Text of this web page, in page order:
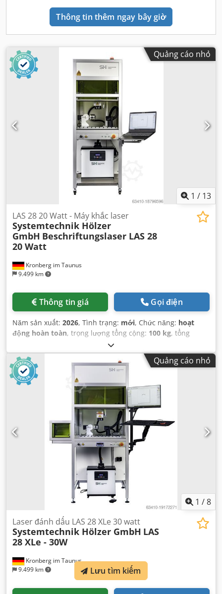
Thông tin thêm ngay bây giờ
Quảng cáo nhỏ
1 / 13
Kronberg im Taunus
9.499 km
LAS 28 20 Watt - Máy khắc laser
Systemtechnik Hölzer
GmbH Beschriftungslaser LAS 28
20 Watt
Thông tin giá Gọi điện
Năm sản xuất: 2026, Tình trạng: mới, Chức năng: hoạt
động hoàn toàn, trọng lượng tổng cộng: 100 kg, tổng
, tổng chiều rộng:
cao:1.660 mm, điện áp đầu vào:230 V, tần số đầu vào:50
Hz, công suất laser:20 W, bước sóng laser:1.064 nm, loại
làm mát:
, loại laser: laser sợi quang
Quảng cáo nhỏ
1 /8
Kronberg im Taunus
9.499 km
Laser đánh dấu LAS 28 XLe 30 watt
Systemtechnik Hölzer GmbH LAS
28 XLe - 30W
Lưu tìm kiếm